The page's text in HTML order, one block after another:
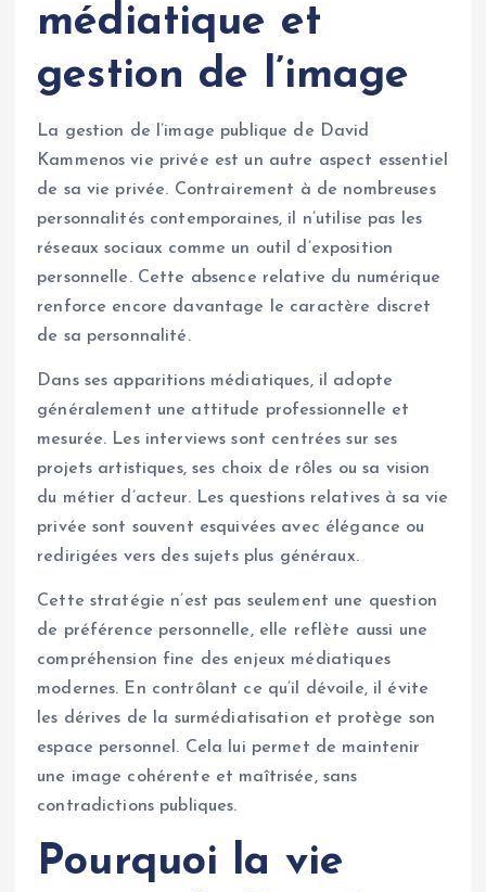
médiatique et
gestion de l’image
La gestion de l’image publique de David
Kammenos vie privée est un autre aspect essentiel
de sa vie privée. Contrairement à de nombreuses
personnalités contemporaines, il n’utilise pas les
réseaux sociaux comme un outil d’exposition
personnelle. Cette absence relative du numérique
renforce encore davantage le caractère discret
de sa personnalité.
Dans ses apparitions médiatiques, il adopte
généralement une attitude professionnelle et
mesurée. Les interviews sont centrées sur ses
projets artistiques, ses choix de rôles ou sa vision
du métier d’acteur. Les questions relatives à sa vie
privée sont souvent esquivées avec élégance ou
redirigées vers des sujets plus généraux.
Cette stratégie n’est pas seulement une question
de préférence personnelle, elle reflète aussi une
compréhension fine des enjeux médiatiques
modernes. En contrôlant ce qu’il dévoile, il évite
les dérives de la surmédiatisation et protège son
espace personnel. Cela lui permet de maintenir
une image cohérente et maîtrisée, sans
contradictions publiques.
Pourquoi la vie